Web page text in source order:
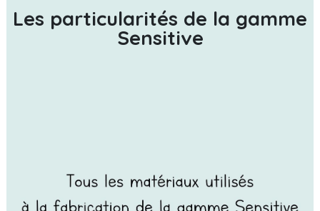
Les particularités de la gamme
Sensitive